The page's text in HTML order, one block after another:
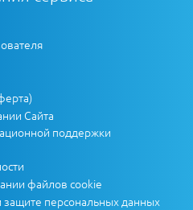
Сайта
поддержки
файлов cookie
персональных данных